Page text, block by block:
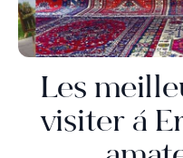
Les
visiter à